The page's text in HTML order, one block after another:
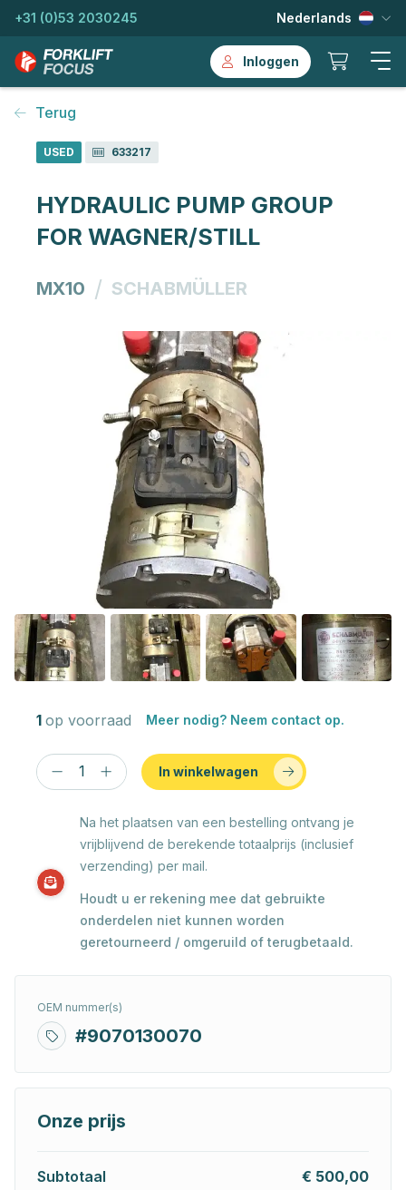
+31 (0)53 2030245 Nederlands
Inloggen
Terug
USED 633217
HYDRAULIC PUMP GROUP
FOR WAGNER/STILL
MX10 / SCHABMÜLLER
1 op voorraad Meer nodig? Neem contact op.
In winkelwagen
Na het plaatsen van een bestelling ontvang je
vrijblijvend de berekende totaalprijs (inclusief
verzending) per mail.
Houdt u er rekening mee dat gebruikte
onderdelen niet kunnen worden
geretourneerd / omgeruild of terugbetaald.
OEM nummer(s)
#9070130070
Onze prijs
Subtotaal
€ 500,00